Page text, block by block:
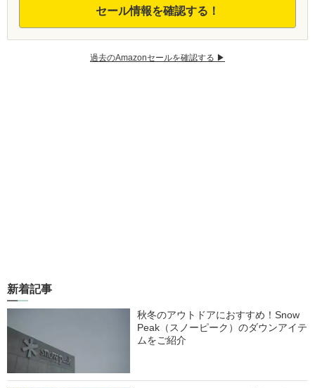
セール情報を確認する！
過去のAmazonセールを確認する ▶︎
新着記事
秋冬のアウトドアにおすすめ！Snow
Peak（スノーピーク）のダウンアイテ
ムをご紹介